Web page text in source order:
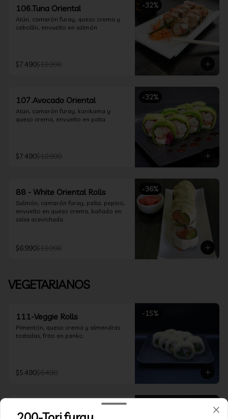
-32%
106.Tuna Oriental
Atún, camarón furay, queso crema y
cebollín, envuelto en salmón
$7.490$10.990
-32%
107.Avocado Oriental
Atún, camarón furay, kanikama y
queso crema, envuelto en palta
$7.490$10.990
-36%
88 - White Oriental Rolls
Salmón, camarón furay, palta, pepino,
envuelto en queso crema, bañado en
salsa acevichada.
$6.990$10.990
VEGETARIANOS
-15%
111-Veggie Rolls
Pimentón, queso crema y almendras
tostadas, frito en panko.
$5.490$6.490